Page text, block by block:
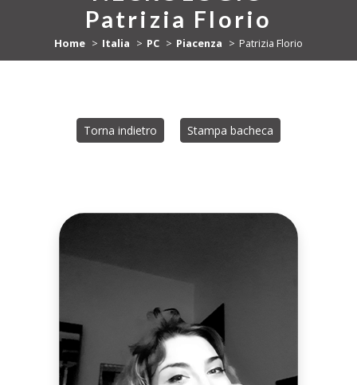
Patrizia Florio
Home Italia PC Piacenza Patrizia Florio
Torna indietro Stampa bacheca